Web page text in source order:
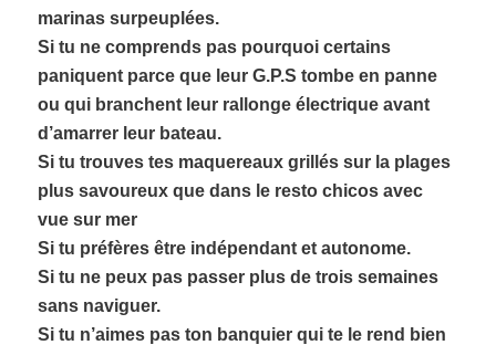
marinas surpeuplées.
Si tu ne comprends pas pourquoi certains
paniquent parce que leur G.P.S tombe en panne
ou qui branchent leur rallonge électrique avant
d’amarrer leur bateau.
Si tu trouves tes maquereaux grillés sur la plages
plus savoureux que dans le resto chicos avec
vue sur mer
Si tu préfères être indépendant et autonome.
Si tu ne peux pas passer plus de trois semaines
sans naviguer.
Si tu n’aimes pas ton banquier qui te le rend bien